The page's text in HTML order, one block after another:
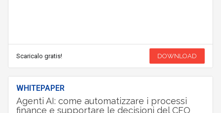
Scaricalo gratis! DOWNLOAD
WHITEPAPER
Agenti AI: come automatizzare i processi
finance e supportare le decisioni del CFO